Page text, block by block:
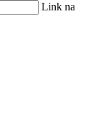
Link na